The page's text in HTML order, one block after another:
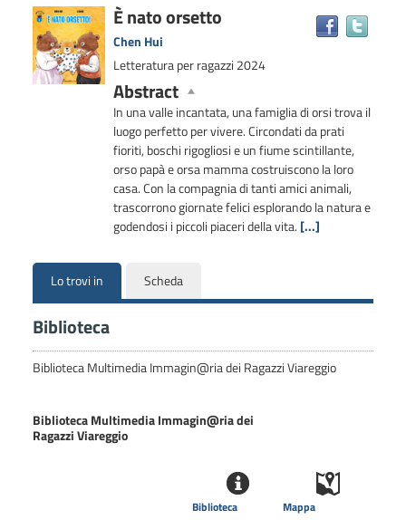
Dettaglio
del
documento
È nato orsetto
Chen Hui
Letteratura per ragazzi 2024
Abstract
In una valle incantata, una famiglia di orsi trova il
luogo perfetto per vivere. Circondati da prati
fioriti, boschi rigogliosi e un fiume scintillante,
orso papà e orsa mamma costruiscono la loro
casa. Con la compagnia di tanti amici animali,
trascorrono giornate felici esplorando la natura e
godendosi i piccoli piaceri della vita. [...]
Lo trovi in Scheda
Biblioteca
Biblioteca Multimedia Immagin@ria dei Ragazzi Viareggio
Biblioteca Multimedia Immagin@ria dei
Ragazzi Viareggio
Mappa
Biblioteca